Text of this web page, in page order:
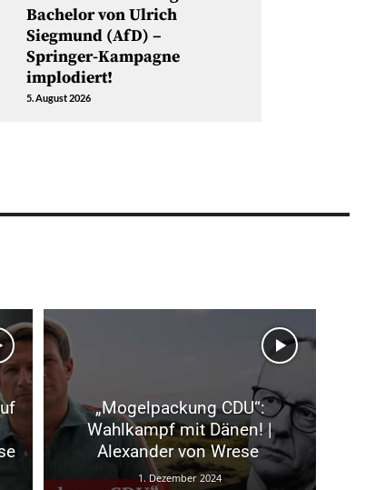
Bachelor von Ulrich
Siegmund (AfD) –
Springer-Kampagne
implodiert!
5. August 2026
„Mogelpackung CDU“:
Wahlkampf mit Dänen! |
Alexander von Wrese
1. Dezember 2024